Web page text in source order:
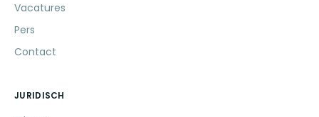
Vacatures
Pers
Contact
JURIDISCH